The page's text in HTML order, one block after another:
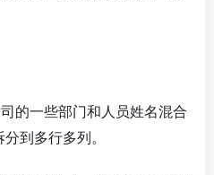
的一些部门和人员姓名混合
到多行多列。